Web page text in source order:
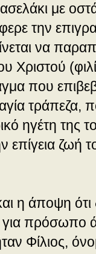
με
την
να
Χριστού
που
τράπεζα,
ηγέτη της
ζωή
η άποψη ότι
για πρόσωπο
Φίλιος,